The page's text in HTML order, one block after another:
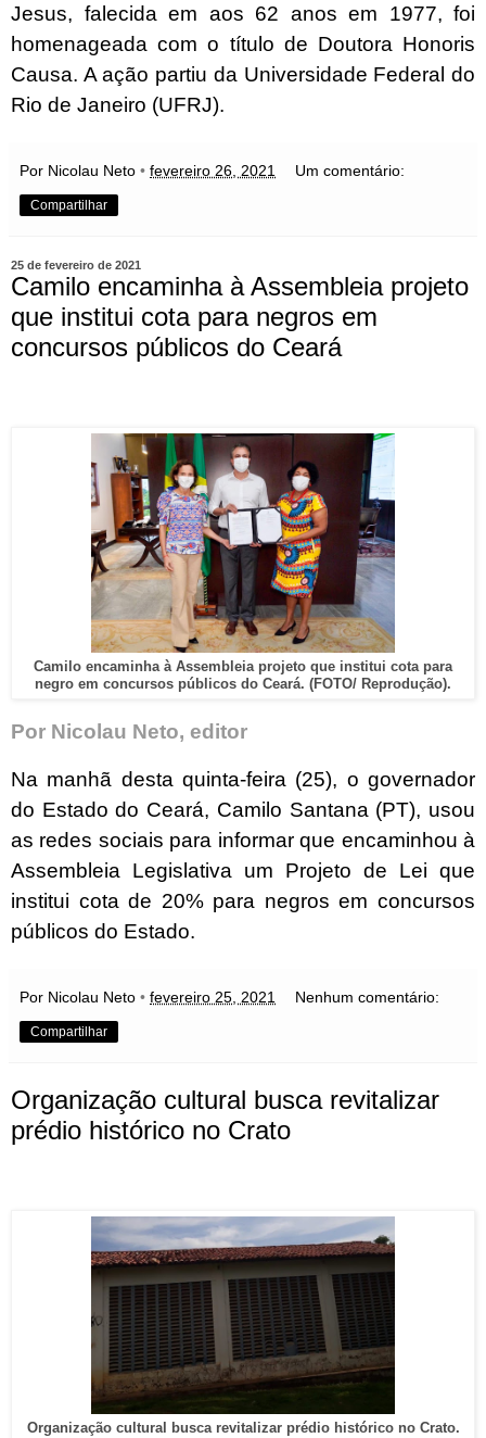
Jesus, falecida em aos 62 anos em 1977, foi
homenageada com o título de Doutora Honoris
Causa. A ação partiu da Universidade Federal do
Rio de Janeiro (UFRJ).
Por Nicolau Neto • fevereiro 26, 2021 Um comentário:
Compartilhar
25 de fevereiro de 2021
Camilo encaminha à Assembleia projeto
que institui cota para negros em
concursos públicos do Ceará
Camilo encaminha à Assembleia projeto que institui cota para
negro em concursos públicos do Ceará. (FOTO/ Reprodução).
Por Nicolau Neto, editor
Na manhã desta quinta-feira (25), o governador
do Estado do Ceará, Camilo Santana (PT), usou
as redes sociais para informar que encaminhou à
Assembleia Legislativa um Projeto de Lei que
institui cota de 20% para negros em concursos
públicos do Estado.
Por Nicolau Neto • fevereiro 25, 2021 Nenhum comentário:
Compartilhar
Organização cultural busca revitalizar
prédio histórico no Crato
Organização cultural busca revitalizar prédio histórico no Crato.